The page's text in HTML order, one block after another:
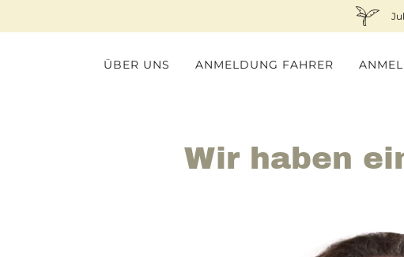
ÜBER UNS ANMELDUNG FAHRER
Wir haben